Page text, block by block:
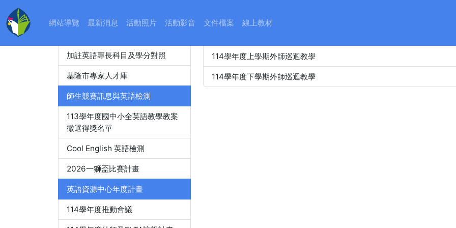
網站導覽 最新消息 活動照片 活動影音 文件檔案 線上教材
加註英語專長科目及學分對照
基隆市專家人才庫
師生競賽訊息與英語檢測
113學年度國中小全英語教學教案
徵選得獎名單
Cool English 英語檢測
2026一獅盃比賽計畫
英語資源中心年度計畫
114學年度推動會議
114學年度上學期外師巡迴教學
114學年度下學期外師巡迴教學